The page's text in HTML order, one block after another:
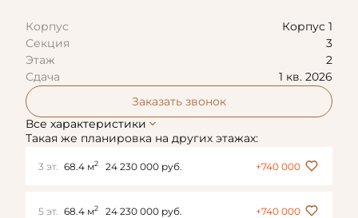
Корпус
Корпус 1
Секция
3
Этаж
2
Сдача
1 кв. 2026
Заказать звонок
Все характеристики
Такая же планировка на других этажах:
3 эт. 68.4 м2 24 230 000 руб. +740 000
5 эт. 68.4 м2 24 230 000 руб. +740 000